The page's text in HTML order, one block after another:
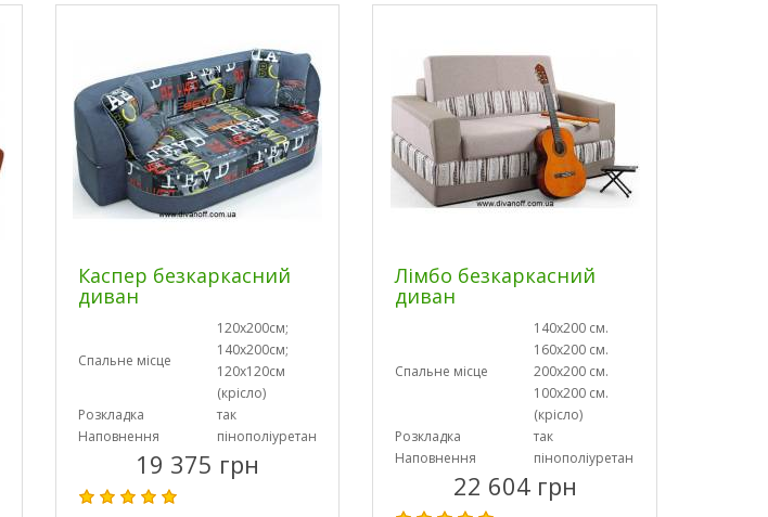
Каспер безкаркасний
диван
Спальне місце
120х200см;
140х200см;
120х120см
(крісло)
Розкладка
так
Наповнення
пінополіуретан
19 375 грн
Лімбо безкаркасний
диван
Спальне місце
140х200 см.
160х200 см.
200х200 см.
100х200 см.
(крісло)
Розкладка
так
Наповнення
пінополіуретан
22 604 грн